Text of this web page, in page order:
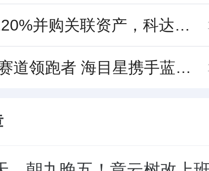
溢价220%并购关联资产，科达制造近75亿元重组被否
TGV 赛道领跑者 海目星携手蓝思科技掘金先进封装